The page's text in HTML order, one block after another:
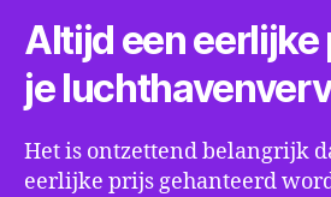
Altijd een eerlijke
je
Het is ontzettend belangrijk
eerlijke prijs gehanteerd